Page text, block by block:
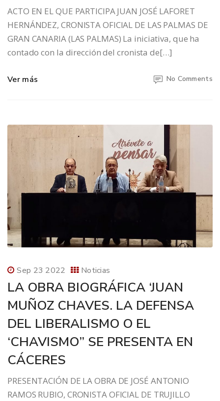
ACTO EN EL QUE PARTICIPA JUAN JOSÉ LAFORET
HERNÁNDEZ, CRONISTA OFICIAL DE LAS PALMAS DE
GRAN CANARIA (LAS PALMAS) La iniciativa, que ha
contado con la dirección del cronista de[…]
Ver más No Comments
Sep 23 2022 Noticias
LA OBRA BIOGRÁFICA ‘JUAN
MUÑOZ CHAVES. LA DEFENSA
DEL LIBERALISMO O EL
‘CHAVISMO” SE PRESENTA EN
CÁCERES
PRESENTACIÓN DE LA OBRA DE JOSÉ ANTONIO
RAMOS RUBIO, CRONISTA OFICIAL DE TRUJILLO